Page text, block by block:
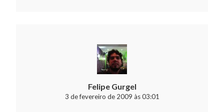
Felipe Gurgel
3 de fevereiro de 2009 às 03:01